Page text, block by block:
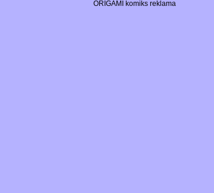
ORIGAMI komiks reklama